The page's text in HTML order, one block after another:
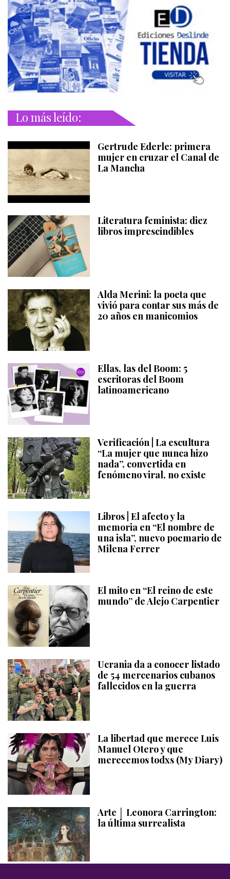
Lo más leído:
Gertrude Ederle: primera
mujer en cruzar el Canal de
La Mancha
Literatura feminista: diez
libros imprescindibles
Alda Merini: la poeta que
vivió para contar sus más de
20 años en manicomios
Ellas, las del Boom: 5
escritoras del Boom
latinoamericano
Verificación | La escultura
“La mujer que nunca hizo
nada”, convertida en
fenómeno viral, no existe
Libros | El afecto y la
memoria en “El nombre de
una isla”, nuevo poemario de
Milena Ferrer
El mito en “El reino de este
mundo” de Alejo Carpentier
Ucrania da a conocer listado
de 54 mercenarios cubanos
fallecidos en la guerra
La libertad que merece Luis
Manuel Otero y que
merecemos todxs (My Diary)
Arte │ Leonora Carrington:
la última surrealista